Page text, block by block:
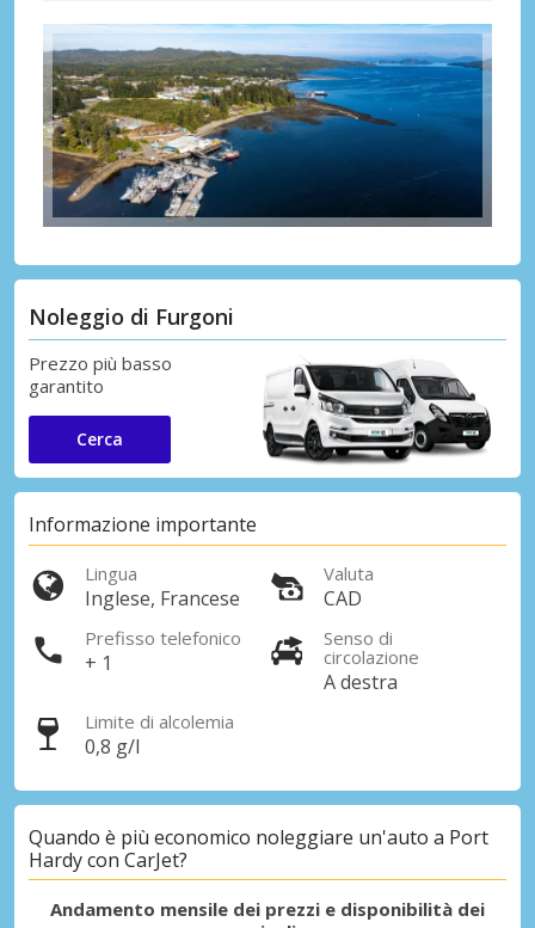
Noleggio di Furgoni
Prezzo più basso
garantito
Cerca
Informazione importante
Lingua
Inglese, Francese
Valuta
CAD
Prefisso telefonico
+ 1
Senso di
circolazione
A destra
Limite di alcolemia
0,8 g/l
Quando è più economico noleggiare un'auto a Port
Hardy con CarJet?
Andamento mensile dei prezzi e disponibilità dei